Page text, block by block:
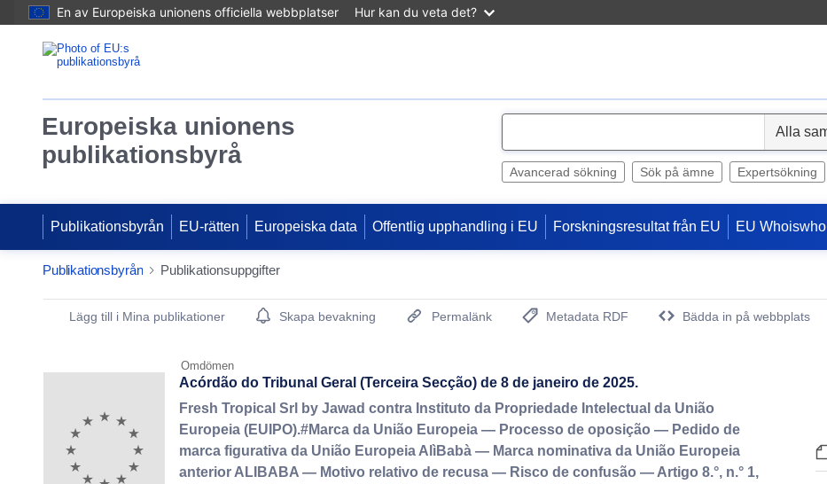
En av Europeiska unionens officiella webbplatser Hur kan du veta det?
Europeiska unionens
publikationsbyrå
e
Avancerad sökning Sök på ämne Expertsökning
Publikationsbyrån EU-rätten Europeiska data Offentlig upphandling i EU Forskningsresultat från EU EU Whoiswho
Publikationsbyrån Publikationsuppgifter
Publication Detail Actions Portlet
Lägg till i Mina publikationer Skapa bevakning Permalänk
Metadata RDF
Bädda in på webbplats
Omdömen
Acórdão do Tribunal Geral (Terceira Secção) de 8 de janeiro de 2025.
Fresh Tropical Srl by Jawad contra Instituto da Propriedade Intelectual da União
Europeia (EUIPO).#Marca da União Europeia — Processo de oposição — Pedido de
marca figurativa da União Europeia AlìBabà — Marca nominativa da União Europeia
anterior ALIBABA — Motivo relativo de recusa — Risco de confusão — Artigo 8.°, n.° 1,